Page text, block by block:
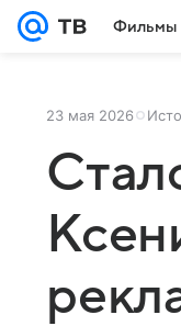
Фильмы
23 мая 2026